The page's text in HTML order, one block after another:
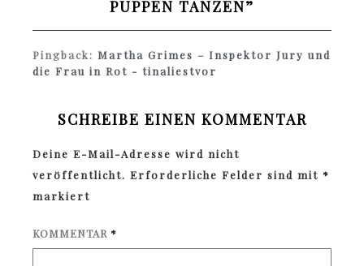
PUPPEN TANZEN”
Pingback:Martha Grimes – Inspektor Jury und
die Frau in Rot - tinaliestvor
SCHREIBE EINEN KOMMENTAR
Deine E-Mail-Adresse wird nicht
veröffentlicht. Erforderliche Felder sind mit *
markiert
KOMMENTAR *